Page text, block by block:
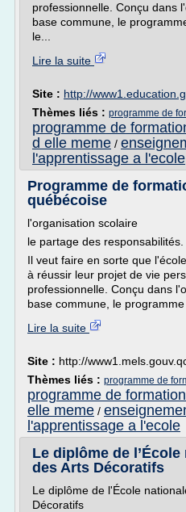
professionnelle. Conçu dans
base commune, le
le...
Lire la suite
Site : http://
Thèmes liés : programme de
programme de
d elle meme /
l'apprentissage a l'ecole
Programme de
québécoise
l'organisation scolaire
le partage des responsabilités.
Il veut faire en sorte que
à réussir leur projet de vie
professionnelle. Conçu dans
base commune, le
Lire la suite
Site : http://
Thèmes liés : programme de
programme de
elle meme /
l'apprentissage a l'ecole
Le diplôme de
des Arts Décoratifs
Le diplôme de l'École
Décoratifs